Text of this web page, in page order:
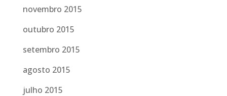
novembro 2015
outubro 2015
setembro 2015
agosto 2015
julho 2015